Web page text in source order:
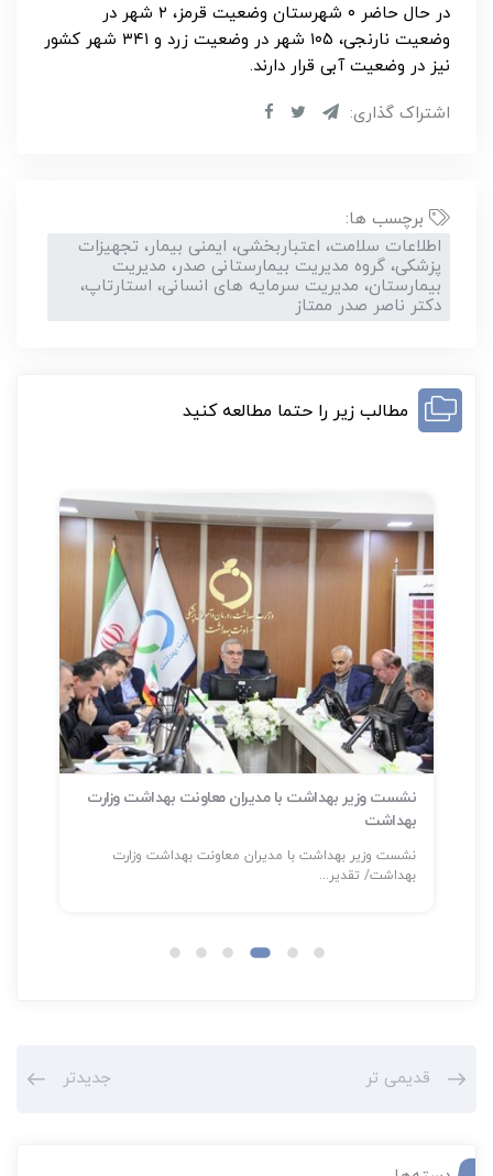
در حال حاضر ۰ شهرستان وضعیت قرمز، ۲ شهر در
وضعیت نارنجی، ۱۰۵ شهر در وضعیت زرد و ۳۴۱ شهر کشور
نیز در وضعیت آبی قرار دارند.
اشتراک گذاری:
برچسب ها:
اطلاعات سلامت، اعتباربخشی، ایمنی بیمار، تجهیزات
پزشکی، گروه مدیریت بیمارستانی صدر، مدیریت
بیمارستان، مدیریت سرمایه های انسانی، استارتاپ،
دکتر ناصر صدر ممتاز
مطالب زیر را حتما مطالعه کنید
نشست وزیر بهداشت با مدیران معاونت بهداشت وزارت
بهداشت
نشست وزیر بهداشت با مدیران معاونت بهداشت وزارت
بهداشت/ تقدیر...
قدیمی تر جدیدتر